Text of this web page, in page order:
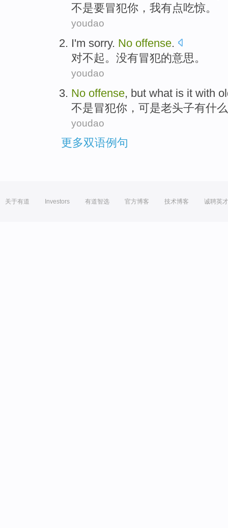
不是要冒犯你， 我有点吃惊。
youdao
I'm sorry. No offense.
对不起。 没有冒犯的意思。
youdao
No offense, but what is it with
不是冒犯你 ， 可是老头子有什
youdao
更多双语例句
关于有道 Investors 有道智选 官方博客 技术博客 诚聘英才